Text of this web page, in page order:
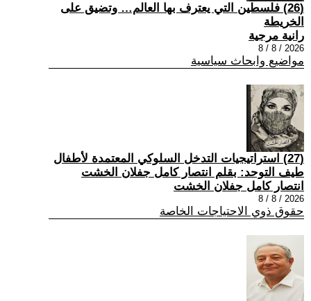
(26) فلسطين التي يعترف بها العالم… وتضيق على
الخريطة
رانية مرجية
2026 / 8 / 8
مواضيع وابحاث سياسية
(27) استراتيجيات التدخل السلوكي المعتمدة لأطفال
طيف التوحد: بقلم انتصار كامل جفلان الخشت
انتصار كامل جفلان الخشت
2026 / 8 / 8
حقوق ذوي الاحتياجات الخاصة